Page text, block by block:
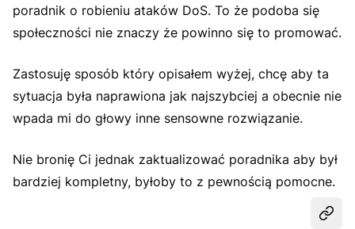
poradnik o robieniu ataków DoS. To że podoba się
społeczności nie znaczy że powinno się to promować.
Zastosuję sposób który opisałem wyżej, chcę aby ta
sytuacja była naprawiona jak najszybciej a obecnie nie
wpada mi do głowy inne sensowne rozwiązanie.
Nie bronię Ci jednak zaktualizować poradnika aby był
bardziej kompletny, byłoby to z pewnością pomocne.